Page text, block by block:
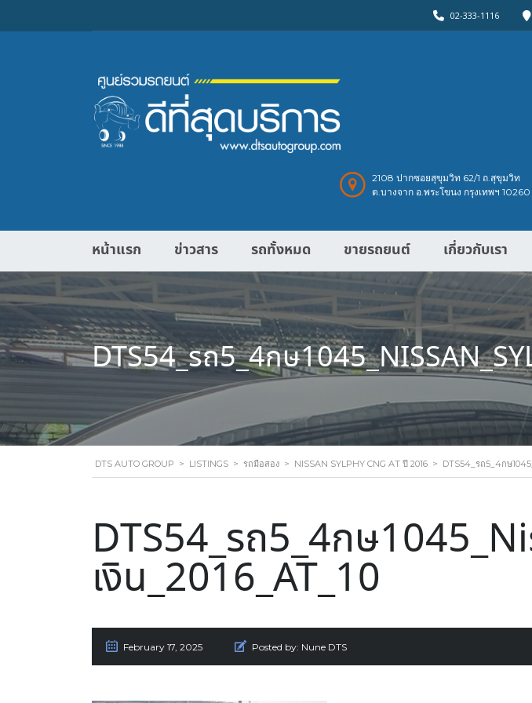
02-333-1116
2108 ปากซอยสุขุมวิท 62/1 ถ.สุขุมวิท
ต.บางจาก อ.พระโขนง กรุงเทพฯ 10260
หน้าแรก ข่าวสาร รถทั้งหมด ขายรถยนต์ เกี่ยวกับเรา
DTS54_รถ5_4กษ
DTS AUTO GROUP > LISTINGS > รถมือสอง > NISSAN SYLPHY CNG AT ปี 2016 > DTS54_รถ5_4กษ
DTS54_รถ5_4กษ
เงิน_2016_AT_10
February 17, 2025 Posted by: Nune DTS